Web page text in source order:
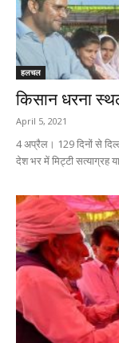
हलचल
किसान धरना
April 5, 2021
4 अप्रैल। 129 दिनों से
देश भर में मिट्टी सत्याग्रह